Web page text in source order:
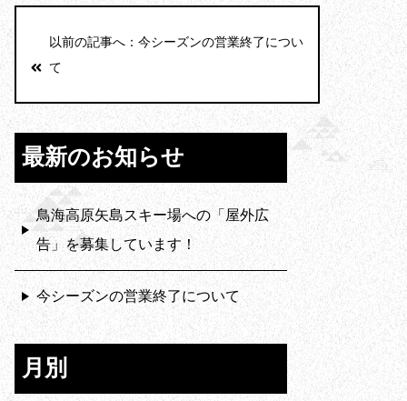
以前の記事へ：今シーズンの営業終了につい
て
最新のお知らせ
鳥海高原矢島スキー場への「屋外広
告」を募集しています！
今シーズンの営業終了について
月別